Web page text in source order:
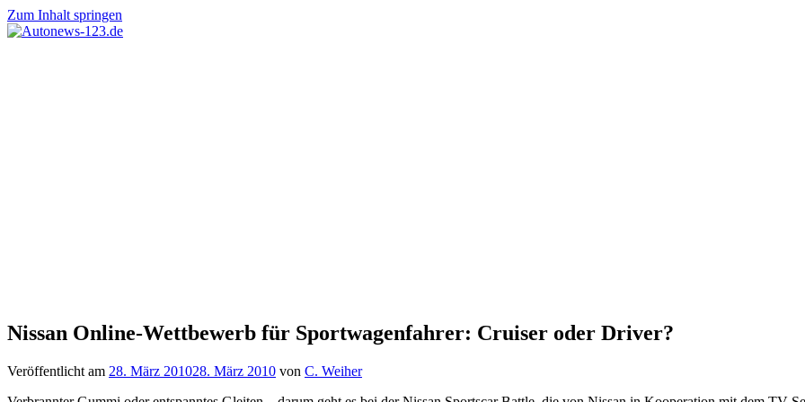
Zum Inhalt springen
Nissan Online-Wettbewerb für Sportwagenfahrer: Cruiser oder Driver?
Veröffentlicht am 28. März 201028. März 2010 von C. Weiher